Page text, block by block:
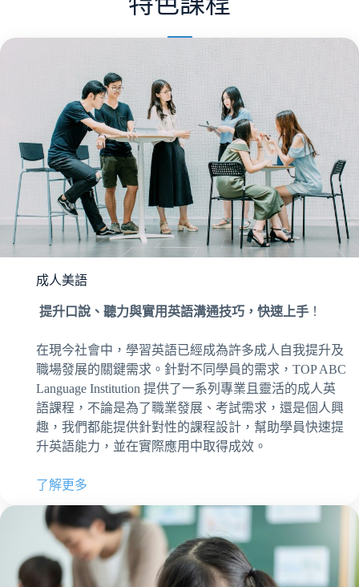
成人美語
提升口說、聽力與實用英語溝通技巧，快速上手 ！
在現今社會中，學習英語已經成為許多成人自我提升及
職場發展的關鍵需求。針對不同學員的需求，TOP ABC
Language Institution 提供了一系列專業且靈活的成人英
語課程，不論是為了職業發展、考試需求，還是個人興
趣，我們都能提供針對性的課程設計，幫助學員快速提
升英語能力，並在實際應用中取得成效。
了解更多